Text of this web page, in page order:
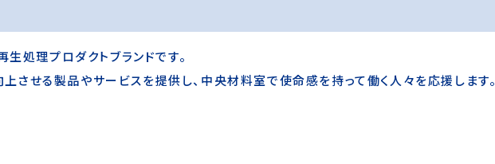
処理プロダクトブランドです。
させる製品やサービスを提供し、中央材料室で使命感を持って働く人々を応援します。